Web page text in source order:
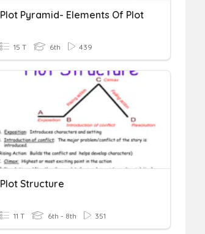
Plot Pyramid- Elements Of Plot
15 T 6th 439
Plot Structure
11 T 6th - 8th 351